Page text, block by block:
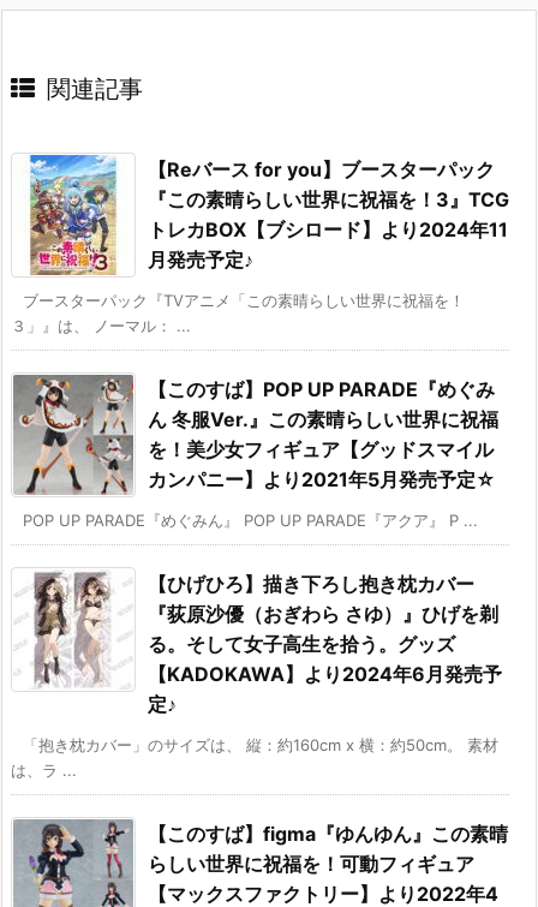
関連記事
【Reバース for you】ブースターパック
『この素晴らしい世界に祝福を！3』TCG
トレカBOX【ブシロード】より2024年11
月発売予定♪
ブースターパック『TVアニメ「この素晴らしい世界に祝福を！
３」』は、 ノーマル： ...
【このすば】POP UP PARADE『めぐみ
ん 冬服Ver.』この素晴らしい世界に祝福
を！美少女フィギュア【グッドスマイル
カンパニー】より2021年5月発売予定☆
POP UP PARADE『めぐみん』 POP UP PARADE『アクア』 P ...
【ひげひろ】描き下ろし抱き枕カバー
『荻原沙優（おぎわら さゆ）』ひげを剃
る。そして女子高生を拾う。グッズ
【KADOKAWA】より2024年6月発売予
定♪
「抱き枕カバー」のサイズは、 縦：約160cm x 横：約50cm。 素材
は、ラ ...
【このすば】figma『ゆんゆん』この素晴
らしい世界に祝福を！可動フィギュア
【マックスファクトリー】より2022年4